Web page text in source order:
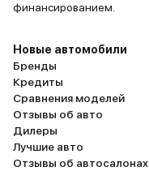
финансированием.
Новые автомобили
Бренды
Кредиты
Сравнения моделей
Отзывы об авто
Дилеры
Лучшие авто
Отзывы об автосалонах